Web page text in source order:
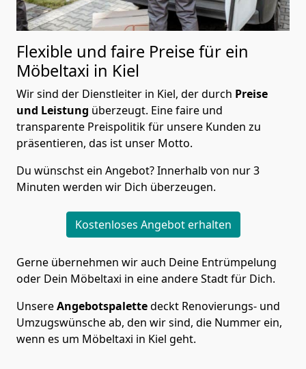
Flexible und faire Preise für ein
Möbeltaxi in Kiel
Wir sind der Dienstleiter in Kiel, der durch Preise
und Leistung überzeugt. Eine faire und
transparente Preispolitik für unsere Kunden zu
präsentieren, das ist unser Motto.
Du wünschst ein Angebot? Innerhalb von nur 3
Minuten werden wir Dich überzeugen.
Kostenloses Angebot erhalten
Gerne übernehmen wir auch Deine Entrümpelung
oder Dein Möbeltaxi in eine andere Stadt für Dich.
UnsereAngebotspalettedeckt Renovierungs- und
Umzugswünsche ab, den wir sind, die Nummer ein,
wenn es um Möbeltaxi in Kiel geht.